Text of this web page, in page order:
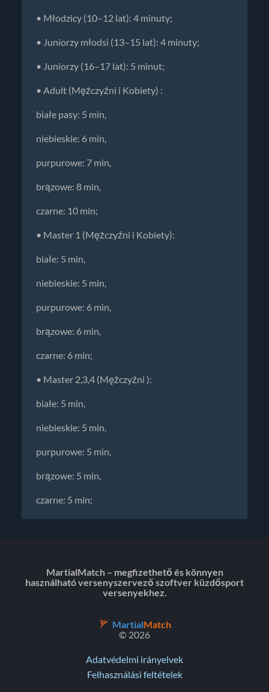
• Młodzicy (10–12 lat): 4 minuty;
• Juniorzy młodsi (13–15 lat): 4 minuty;
• Juniorzy (16–17 lat): 5 minut;
• Adult (Mężczyźni i Kobiety) :
białe pasy: 5 min,
niebieskie: 6 min,
purpurowe: 7 min,
brązowe: 8 min,
czarne: 10 min;
• Master 1 (Mężczyźni i Kobiety):
białe: 5 min,
niebieskie: 5 min,
purpurowe: 6 min,
brązowe: 6 min,
czarne: 6 min;
• Master 2,3,4 (Mężczyźni ):
białe: 5 min,
niebieskie: 5 min,
purpurowe: 5 min,
brązowe: 5 min,
czarne: 5 min;
MartialMatch – megfizethető és könnyen
használható versenyszervező szoftver küzdősport
versenyekhez.
MartialMatch
© 2026
Adatvédelmi irányelvek
Felhasználási feltételek